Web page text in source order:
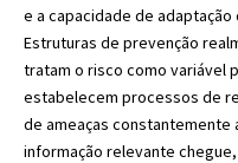
e a capacidade de
Estruturas de prevenção
tratam o risco como variável
estabelecem processos de
de ameaças constantemente
informação relevante